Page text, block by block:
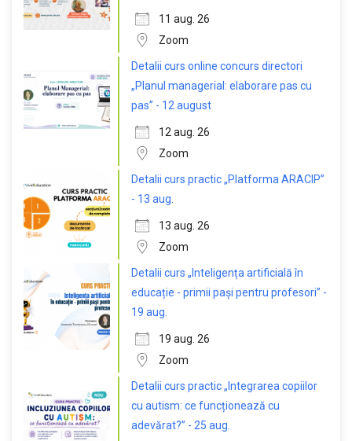
11 aug. 26
Zoom
Detalii curs online concurs directori
„Planul managerial: elaborare pas cu
pas” - 12 august
12 aug. 26
Zoom
Detalii curs practic „Platforma ARACIP”
- 13 aug.
13 aug. 26
Zoom
Detalii curs „Inteligența artificială în
educație - primii pași pentru profesori” -
19 aug.
19 aug. 26
Zoom
Detalii curs practic „Integrarea copiilor
cu autism: ce funcționează cu
adevărat?” - 25 aug.